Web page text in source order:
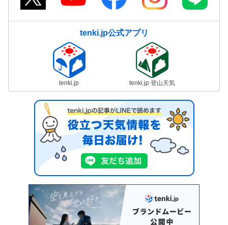
tenki.jp公式アプリ
tenki.jp tenki.jp 登山天気